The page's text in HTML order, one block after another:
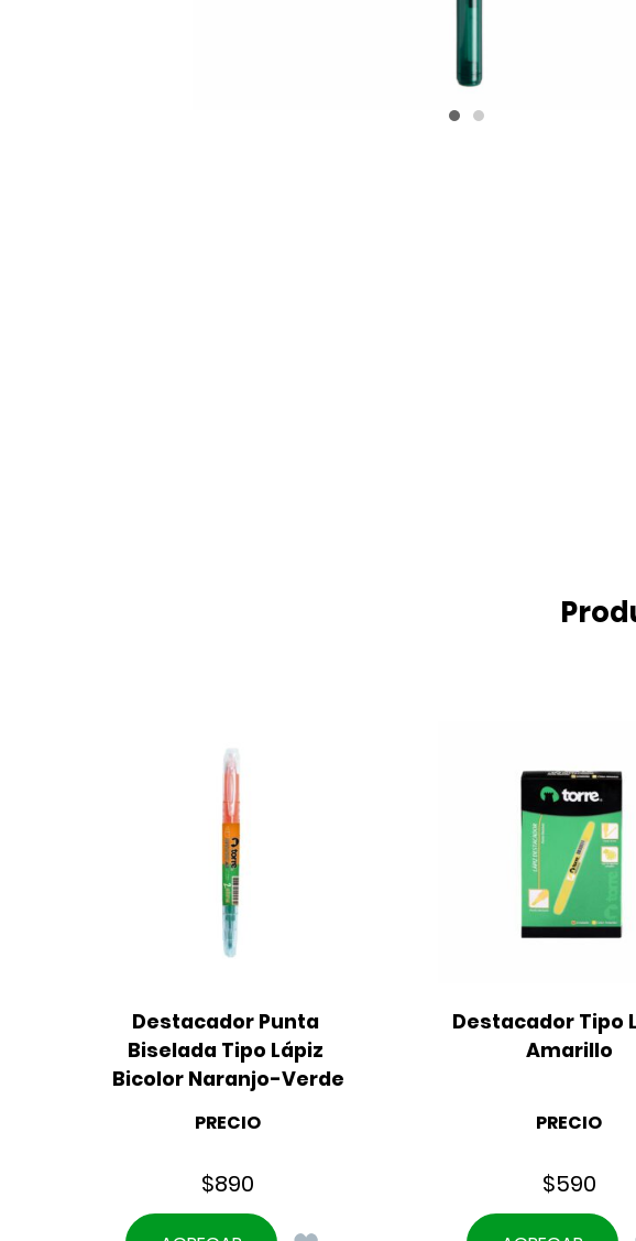
Destacador Punta
Biselada Tipo Lápiz
Bicolor Naranjo-Verde
PRECIO
$890
Destacador Tipo
Amarillo
PRECIO
$590